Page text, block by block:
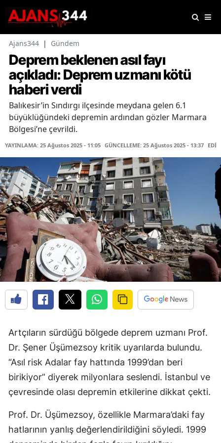
Ajans344 | Gündem
Deprem beklenen asıl fayı
açıkladı: Deprem uzmanı kötü
haberi verdi
Balıkesir’in Sındırgı ilçesinde meydana gelen 6.1
büyüklüğündeki depremin ardından gözler Marmara
Bölgesi’ne çevrildi.
YAYINLAMA: 25 Ağustos 2025 - 11:05 GÜNCELLEME: 25 Ağustos 2025 - 13:37
Artçıların sürdüğü bölgede deprem uzmanı Prof.
Dr. Şener Üşümezsoy kritik uyarılarda bulundu.
“Asıl risk Adalar fay hattında 1999’dan beri
birikiyor” diyerek milyonlara seslendi. İstanbul ve
çevresinde olası depremin etkilerine dikkat çekti.
Prof. Dr. Üşümezsoy, özellikle Marmara’daki fay
hatlarının yanlış değerlendirildiğini söyledi. 1999